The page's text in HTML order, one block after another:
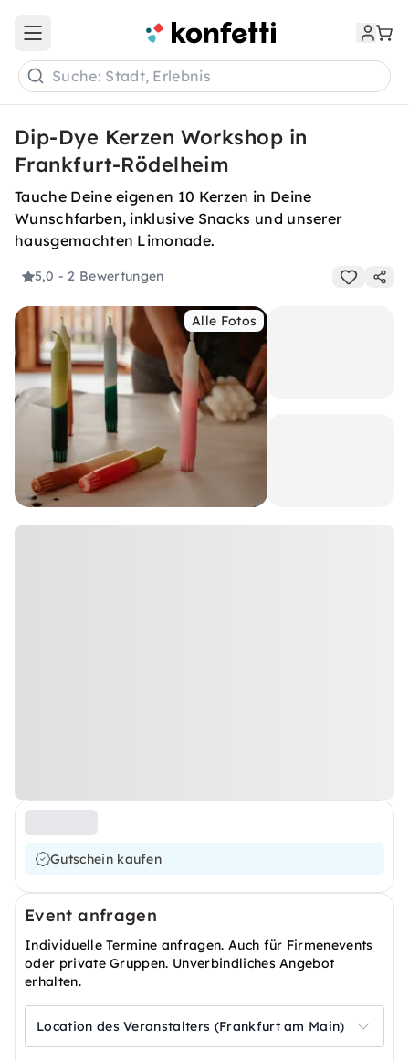
Open main menu
Suche: Stadt, Erlebnis
Dip-Dye Kerzen Workshop in
Frankfurt-Rödelheim
Tauche Deine eigenen 10 Kerzen in Deine
Wunschfarben, inklusive Snacks und unserer
hausgemachten Limonade.
5,0 - 2 Bewertungen
Alle Fotos
Gutschein kaufen
Event anfragen
Individuelle Termine anfragen. Auch für Firmenevents
oder private Gruppen. Unverbindliches Angebot
erhalten.
Location des Veranstalters (Frankfurt am Main)